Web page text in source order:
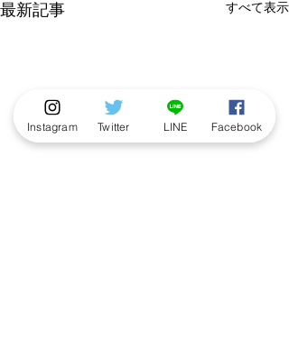
最新記事 すべて表示
Instagram Twitter LINE Facebook